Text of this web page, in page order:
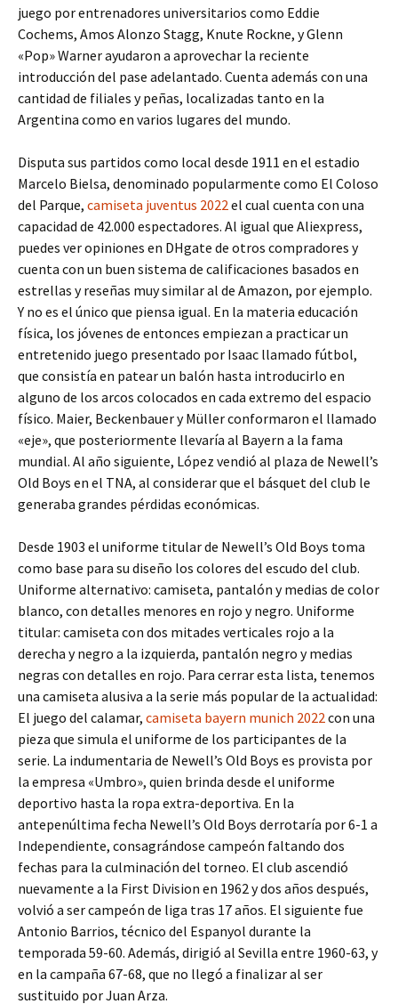
juego por entrenadores universitarios como Eddie
Cochems, Amos Alonzo Stagg, Knute Rockne, y Glenn
«Pop» Warner ayudaron a aprovechar la reciente
introducción del pase adelantado. Cuenta además con una
cantidad de filiales y peñas, localizadas tanto en la
Argentina como en varios lugares del mundo.
Disputa sus partidos como local desde 1911 en el estadio
Marcelo Bielsa, denominado popularmente como El Coloso
del Parque, camiseta juventus 2022el cual cuenta con una
capacidad de 42.000 espectadores. Al igual que Aliexpress,
puedes ver opiniones en DHgate de otros compradores y
cuenta con un buen sistema de calificaciones basados en
estrellas y reseñas muy similar al de Amazon, por ejemplo.
Y no es el único que piensa igual. En la materia educación
física, los jóvenes de entonces empiezan a practicar un
entretenido juego presentado por Isaac llamado fútbol,
que consistía en patear un balón hasta introducirlo en
alguno de los arcos colocados en cada extremo del espacio
físico. Maier, Beckenbauer y Müller conformaron el llamado
«eje», que posteriormente llevaría al Bayern a la fama
mundial. Al año siguiente, López vendió al plaza de Newell’s
Old Boys en el TNA, al considerar que el básquet del club le
generaba grandes pérdidas económicas.
Desde 1903 el uniforme titular de Newell’s Old Boys toma
como base para su diseño los colores del escudo del club.
Uniforme alternativo: camiseta, pantalón y medias de color
blanco, con detalles menores en rojo y negro. Uniforme
titular: camiseta con dos mitades verticales rojo a la
derecha y negro a la izquierda, pantalón negro y medias
negras con detalles en rojo. Para cerrar esta lista, tenemos
una camiseta alusiva a la serie más popular de la actualidad:
El juego del calamar, camiseta bayern munich 2022con una
pieza que simula el uniforme de los participantes de la
serie. La indumentaria de Newell’s Old Boys es provista por
la empresa «Umbro», quien brinda desde el uniforme
deportivo hasta la ropa extra-deportiva. En la
antepenúltima fecha Newell’s Old Boys derrotaría por 6-1 a
Independiente, consagrándose campeón faltando dos
fechas para la culminación del torneo. El club ascendió
nuevamente a la First Division en 1962 y dos años después,
volvió a ser campeón de liga tras 17 años. El siguiente fue
Antonio Barrios, técnico del Espanyol durante la
temporada 59-60. Además, dirigió al Sevilla entre 1960-63, y
en la campaña 67-68, que no llegó a finalizar al ser
sustituido por Juan Arza.